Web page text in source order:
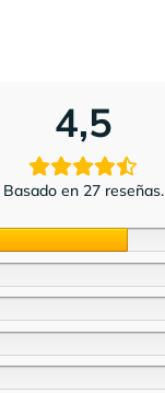
4,5
Basado en 27 reseñas.